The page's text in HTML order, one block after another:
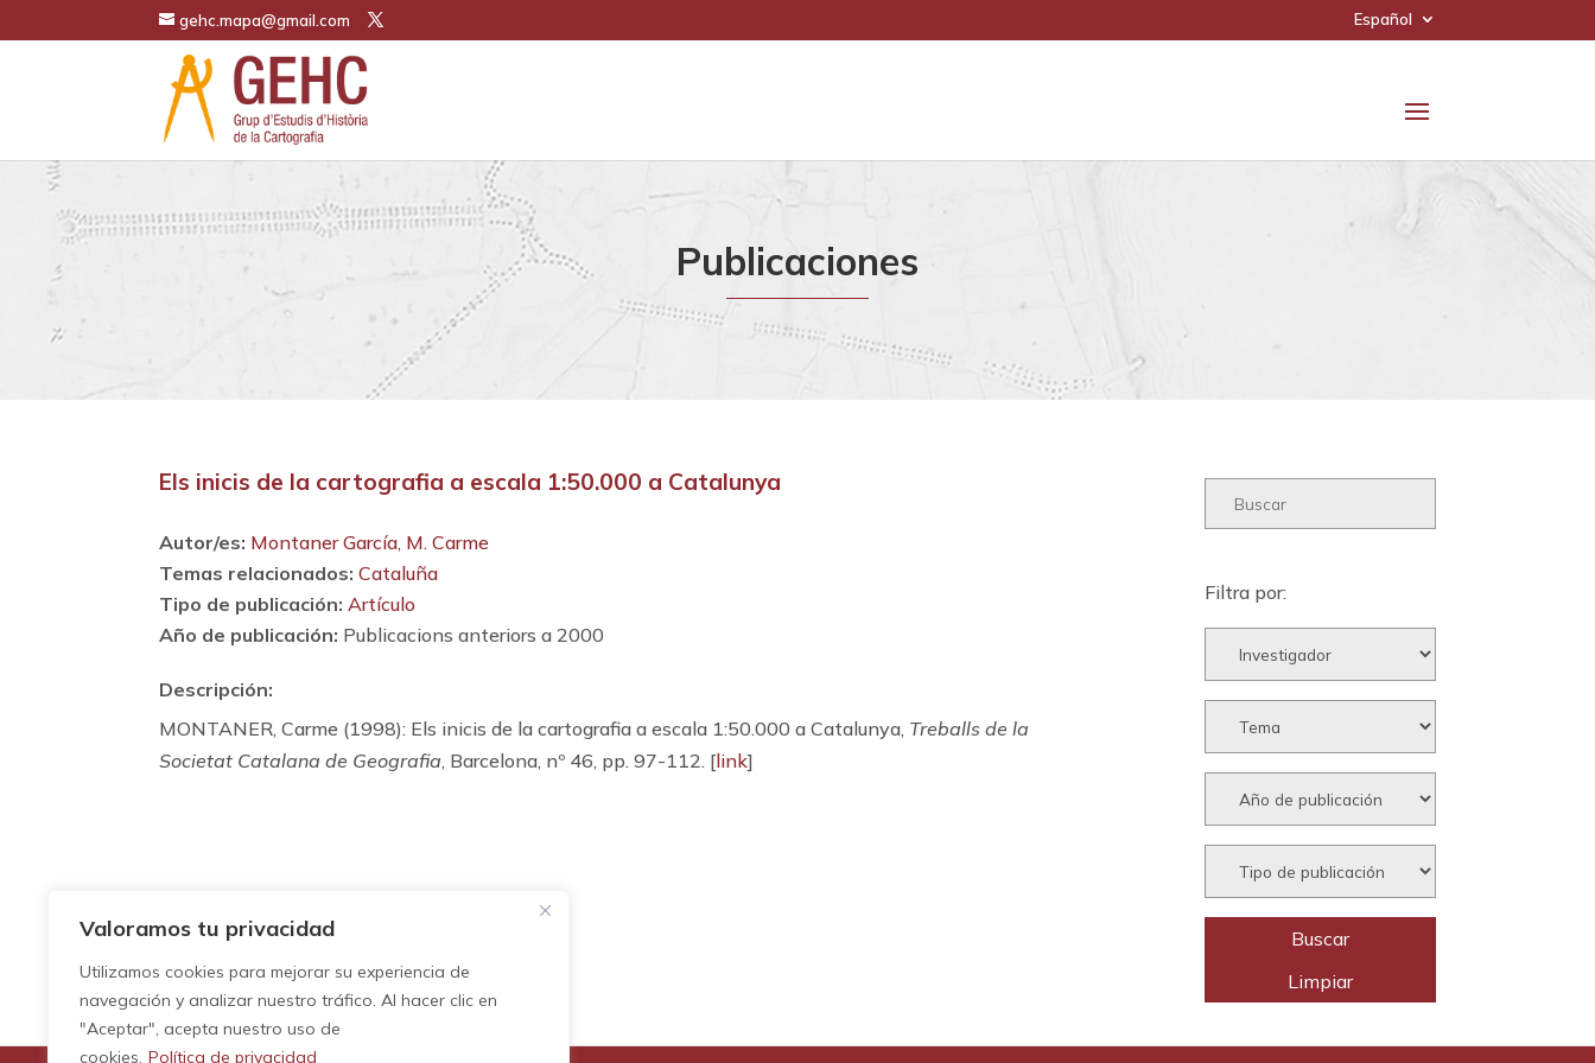
Valoramos tu privacidad
Utilizamos cookies para mejorar su experiencia de
navegación y analizar nuestro tráfico. Al hacer clic en
"Aceptar", acepta nuestro uso de
cookies. Política de privacidad
gehc.mapa@gmail.com Español
Publicaciones
Els inicis de la cartografia a escala 1:50.000 a Catalunya
Autor/es: Montaner García, M. Carme
Temas relacionados: Cataluña
Tipo de publicación: Artículo
Año de publicación: Publicacions anteriors a 2000
Descripción:
MONTANER, Carme (1998): Els inicis de la cartografia a escala 1:50.000 a Catalunya, Treballs de la
Societat Catalana de Geografia, Barcelona, nº 46, pp. 97-112. [link]
Filtra por: